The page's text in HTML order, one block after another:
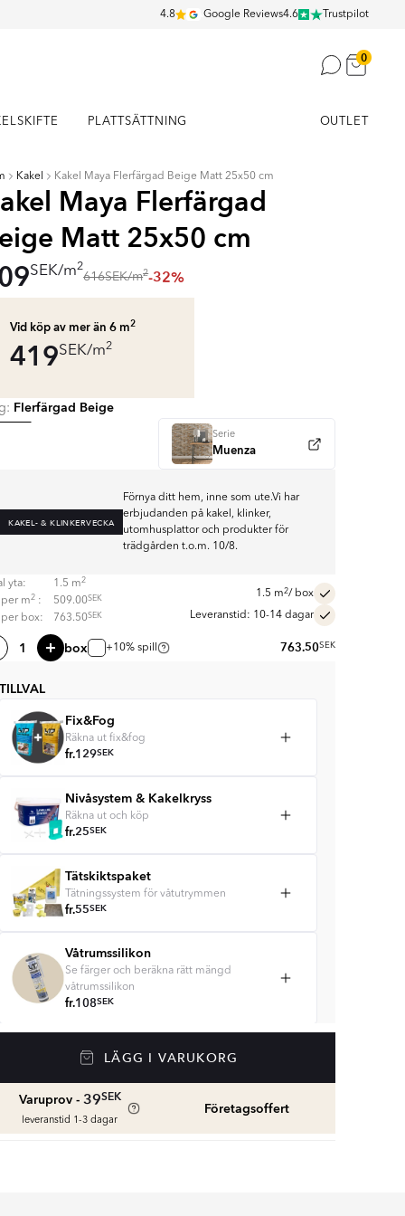
4.8 Google Reviews4.6 Trustpilot
0
PLATTSÄTTNING OUTLET
Kakel Kakel Maya Flerfärgad Beige Matt 25x50 cm
Maya Flerfärgad
Matt 25x50 cm
SEK/m2
616SEK/m2-32%
Vid köp av mer än 6 m2
419SEK/m2
Flerfärgad Beige
Serie
Muenza
KAKEL- & KLINKERVECKA
Förnya ditt hem, inne som ute.Vi har
erbjudanden på kakel, klinker,
utomhusplattor och produkter för
trädgården t.o.m. 10/8.
yta: 1.5 m2
per m2 : 509.00SEK
per box: 763.50SEK
1.5 m2/ box
Leveranstid: 10-14 dagar
box +10% spill 763.50SEK
TILLVAL
Fix&Fog
Räkna ut fix&fog
fr.129SEK
Nivåsystem & Kakelkryss
Räkna ut och köp
fr.25SEK
Tätskiktspaket
Tätningssystem för våtutrymmen
fr.55SEK
Våtrumssilikon
Se färger och beräkna rätt mängd
våtrumssilikon
fr.108SEK
Rengöring & Underhåll
Kakellist
LÄGG I VARUKORG
Varuprov - 39SEK
leveranstid 1-3 dagar
Företagsoffert